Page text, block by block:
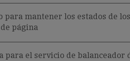
para mantener los estados de
página
para el servicio de balanceador